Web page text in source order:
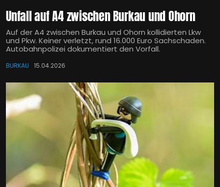
Unfall auf A4 zwischen Burkau und Ohorn
Auf der A4 zwischen Burkau und Ohorn kollidierten Lkw
und Pkw. Keiner verletzt, rund 16.000 Euro Sachschaden.
Autobahnpolizei dokumentiert den Vorfall.
BURKAU 15.04.2026